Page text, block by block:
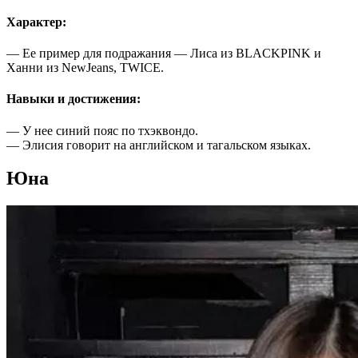
Характер:
— Ее пример для подражания — Лиса из BLACKPINK и
Ханни из NewJeans, TWICE.
Навыки и достижения:
— У нее синий пояс по тхэквондо.
— Элисия говорит на английском и тагальском языках.
Юна